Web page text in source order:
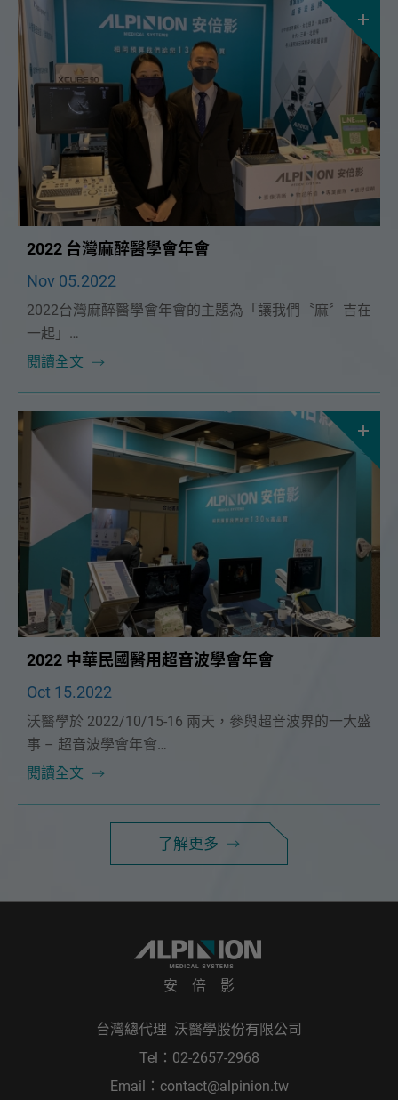
李醫師將運用多年來累積的寶貴臨床經驗，與大家分享
風濕免疫科如何利用超音波來協助診斷、治療，究竟風
濕科和復健科在肌肉骨骼超音波檢查重點有何不同呢？
11/27（日）讓李醫師手把手帶我們一起了解吧！
2022 台灣麻醉醫學會年會
Nov 05.2022
2022台灣麻醉醫學會年會的主題為「讓我們〝麻〞吉在
一起」
安倍影也與您時時刻刻麻吉在一起❤️
閱讀全文
2022 中華民國醫用超音波學會年會
Oct 15.2022
沃醫學於 2022/10/15-16 兩天，參與超音波界的一大盛
事 – 超音波學會年會
現場人潮絡繹不絕，充分顯現出安倍影超音波的魅力😍
閱讀全文
了解更多
安 倍 影
台灣總代理 沃醫學股份有限公司
Tel： 02-2657-2968
Email： contact@alpinion.tw